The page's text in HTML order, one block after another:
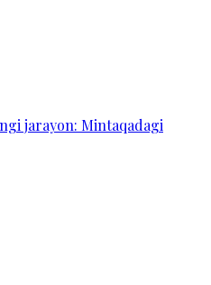
jarayon: Mintaqadagi